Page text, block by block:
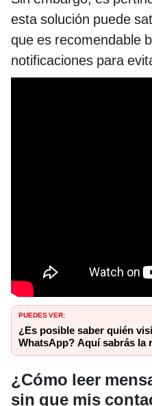
esta solución puede
que es recomendable
notificaciones para
PUEDES VER:
¿Es posible saber quién
WhatsApp? Aquí sabrás la
¿Cómo leer
sin que mis